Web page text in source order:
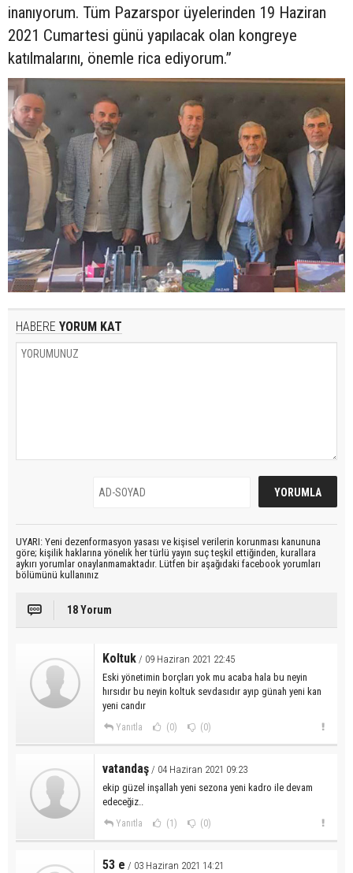
inanıyorum. Tüm Pazarspor üyelerinden 19 Haziran
2021 Cumartesi günü yapılacak olan kongreye
katılmalarını, önemle rica ediyorum.”
HABERE YORUM KAT
UYARI: Yeni dezenformasyon yasası ve kişisel verilerin korunması kanununa
göre; kişilik haklarına yönelik her türlü yayın suç teşkil ettiğinden, kurallara
aykırı yorumlar onaylanmamaktadır. Lütfen bir aşağıdaki facebook yorumları
bölümünü kullanınız
18 Yorum
Koltuk / 09 Haziran 2021 22:45
Eski yönetimin borçları yok mu acaba hala bu neyin
hırsıdır bu neyin koltuk sevdasıdır ayıp günah yeni kan
yeni candır
Yanıtla (0) (0)
vatandaş / 04 Haziran 2021 09:23
ekip güzel inşallah yeni sezona yeni kadro ile devam
edeceğiz..
Yanıtla (1) (0)
53 e / 03 Haziran 2021 14:21